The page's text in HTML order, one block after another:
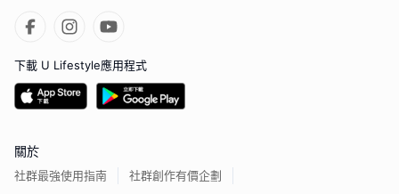
下載 U Lifestyle應用程式
關於
社群最強使用指南
社群創作有價企劃